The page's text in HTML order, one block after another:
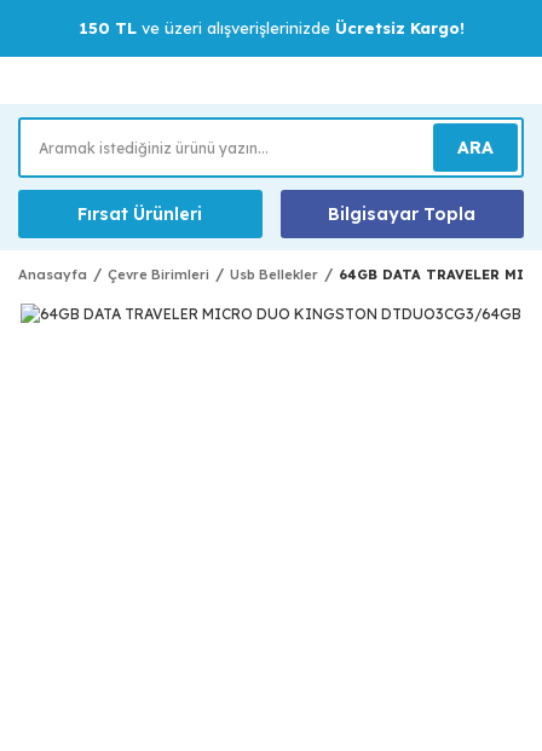
150 TLve üzeri alışverişlerinizde Ücretsiz Kargo!
ARA
Fırsat Ürünleri Bilgisayar Topla
Anasayfa Çevre Birimleri Usb Bellekler 64GB DATA TRAVELER